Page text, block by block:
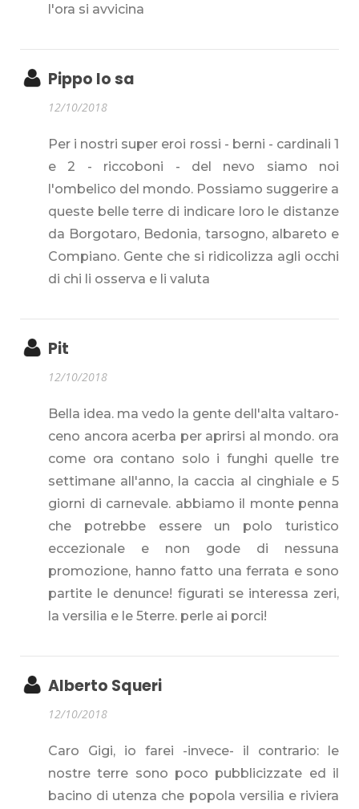
l'ora si avvicina
Pippo lo sa
12/10/2018
Per i nostri super eroi rossi - berni - cardinali 1
e 2 - riccoboni - del nevo siamo noi
l'ombelico del mondo. Possiamo suggerire a
queste belle terre di indicare loro le distanze
da Borgotaro, Bedonia, tarsogno, albareto e
Compiano. Gente che si ridicolizza agli occhi
di chi li osserva e li valuta
Pit
12/10/2018
Bella idea. ma vedo la gente dell'alta valtaro-
ceno ancora acerba per aprirsi al mondo. ora
come ora contano solo i funghi quelle tre
settimane all'anno, la caccia al cinghiale e 5
giorni di carnevale. abbiamo il monte penna
che potrebbe essere un polo turistico
eccezionale e non gode di nessuna
promozione, hanno fatto una ferrata e sono
partite le denunce! figurati se interessa zeri,
la versilia e le 5terre. perle ai porci!
Alberto Squeri
12/10/2018
Caro Gigi, io farei -invece- il contrario: le
nostre terre sono poco pubblicizzate ed il
bacino di utenza che popola versilia e riviera